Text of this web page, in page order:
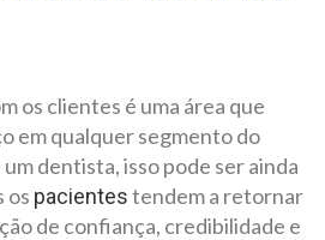
os clientes é uma área que
em qualquer segmento do
dentista, isso pode ser ainda
os pacientestendem a retornar
de confiança, credibilidade e